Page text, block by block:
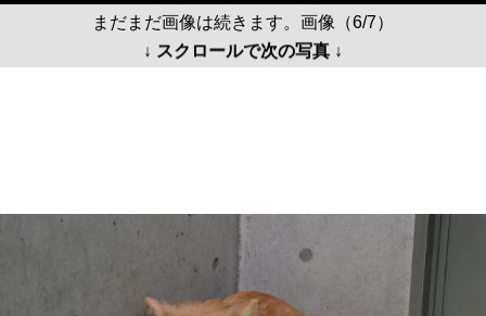
まだまだ画像は続きます。画像（6/7）
↓ スクロールで次の写真 ↓